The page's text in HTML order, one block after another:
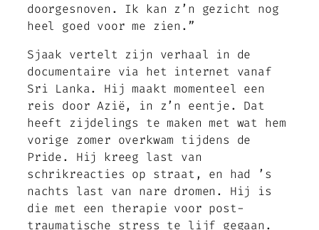
doorgesnoven. Ik kan z’n gezicht nog
heel goed voor me zien.”
Sjaak vertelt zijn verhaal in de
documentaire via het internet vanaf
Sri Lanka. Hij maakt momenteel een
reis door Azië, in z’n eentje. Dat
heeft zijdelings te maken met wat hem
vorige zomer overkwam tijdens de
Pride. Hij kreeg last van
schrikreacties op straat, en had ’s
nachts last van nare dromen. Hij is
die met een therapie voor post-
traumatische stress te lijf gegaan.